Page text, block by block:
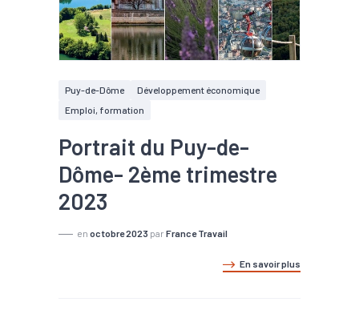
Puy-de-Dôme
Développement économique
Emploi, formation
Portrait du Puy-de-
Dôme- 2ème trimestre
2023
en octobre 2023 par France Travail
En savoir plus